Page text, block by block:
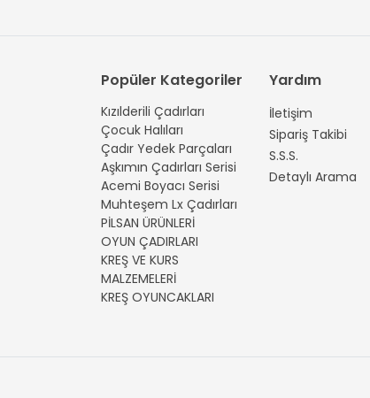
Popüler Kategoriler
Kızılderili Çadırları
Çocuk Halıları
Çadır Yedek Parçaları
Aşkımın Çadırları Serisi
Acemi Boyacı Serisi
Muhteşem Lx Çadırları
PİLSAN ÜRÜNLERİ
OYUN ÇADIRLARI
KREŞ VE KURS
MALZEMELERİ
KREŞ OYUNCAKLARI
Yardım
İletişim
Sipariş Takibi
S.S.S.
Detaylı Arama